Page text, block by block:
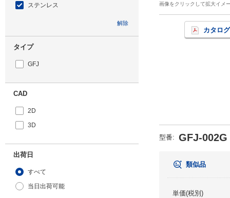
ステンレス
解除
タイプ
GFJ
CAD
2D
3D
出荷日
すべて
当日出荷可能
画像をクリックして拡大イメ
カタログ
型番: GFJ-002G
類似品
単価(税別)